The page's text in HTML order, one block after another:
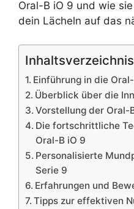
Oral-B iO 9 und wie
dein Lächeln auf das
Inhaltsverzeichnis
Einführung in die
Überblick über die
Vorstellung der Oral-
Die fortschrittliche
Oral-B iO 9
Personalisierte
Serie 9
Erfahrungen und
Tipps zur effektiven